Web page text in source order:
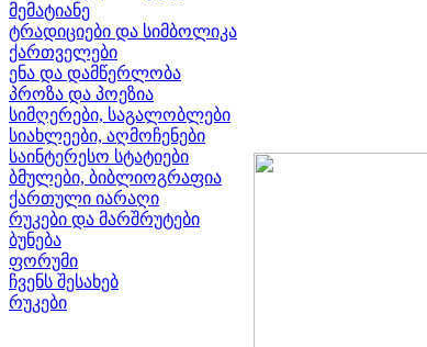
მემატიანე
ტრადიციები და სიმბოლიკა
ქართველები
ენა და დამწერლობა
პროზა და პოეზია
სიმღერები, საგალობლები
სიახლეები, აღმოჩენები
საინტერესო სტატიები
ბმულები, ბიბლიოგრაფია
ქართული იარაღი
რუკები და მარშრუტები
ბუნება
ფორუმი
ჩვენს შესახებ
რუკები